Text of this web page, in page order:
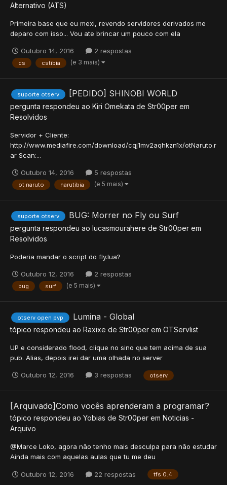
Alternativo (ATS)
Primeira base que eu mexi, revendo servidores derivados me
deparo com isso... Vou ate brincar um pouco com ela
Outubro 14, 2016 2 respostas
cs cstibia (e 3 mais)
suporte otserv [PEDIDO] SHINOBI WORLD
pergunta respondeu ao Kiri Omekata de Str00per em
Resolvidos
Servidor + Cliente:
http://www.mediafire.com/download/cqj1mv2aqhkzn1x/otNaruto.r
ar Scan:...
Outubro 14, 2016 5 respostas
ot naruto narutibia (e 5 mais)
suporte otserv BUG: Morrer no Fly ou Surf
pergunta respondeu ao lucasmourahere de Str00per em
Resolvidos
Poderia mandar o script do fly.lua?
Outubro 12, 2016 2 respostas
bug surf (e 5 mais)
otserv open pvp Lumina - Global
tópico respondeu ao Raxixe de Str00per em OTServlist
UP e considerado flood, clique no sino que tem acima de sua
pub. Alias, depois irei dar uma olhada no server
Outubro 12, 2016 3 respostas otserv
[Arquivado]Como vocês aprenderam a programar?
tópico respondeu ao Yobias de Str00per em Noticias -
Arquivo
@Marce Loko, agora não tenho mais desculpa para não estudar
Ainda mais com aquelas aulas que tu me deu
Outubro 12, 2016 22 respostas tfs 0.4